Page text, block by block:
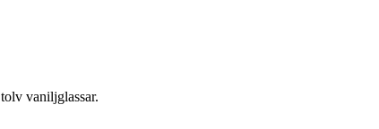
vaniljglassar.